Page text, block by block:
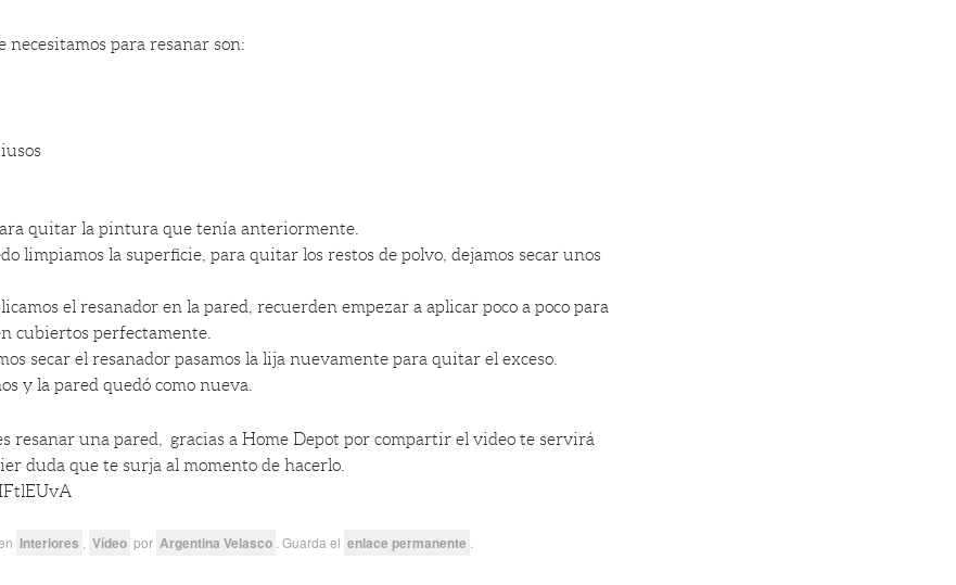
necesitamos para resanar son:
quitar la pintura que tenía anteriormente.
limpiamos la superficie, para quitar los restos de polvo, dejamos secar unos
el resanador en la pared, recuerden empezar a aplicar poco a poco para
cubiertos perfectamente.
secar el resanador pasamos la lija nuevamente para quitar el exceso.
y la pared quedó como nueva.
resanar una pared, gracias a Home Depot por compartir el video te servirá
duda que te surja al momento de hacerlo.
Interiores Vídeo por Argentina Velasco . Guarda el enlace permanente